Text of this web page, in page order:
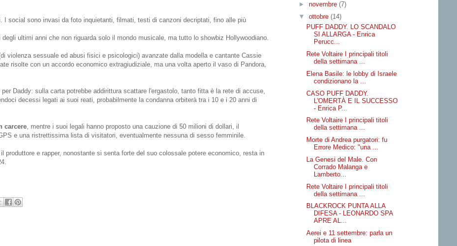
I social sono invasi da foto inquietanti, filmati, testi di canzoni decriptati, fino alle più
ultimi anni che non riguarda solo il mondo musicale, ma tutto lo showbiz Hollywoodiano.
violenza sessuale ed abusi fisici e psicologici) avanzate dalla modella e cantante Cassie
risolte con un accordo economico extragiudiziale, ma una volta aperto il vaso di Pandora,
Daddy: sulla carta potrebbe addirittura scattare l'ergastolo, tanto fitta è la rete di accuse,
decessi legati ai suoi reati, probabilmente la condanna orbiterà tra i 10 e i 20 anni di
carcere, mentre i suoi legali hanno proposto una cauzione di 50 milioni di dollari, il
e una ristrettissima lista di visitatori, eventualmente nessuna di sesso femminile.
produttore e rapper, nonostante si senta forte del suo colossale potere economico, resta in
► novembre (7)
▼ ottobre (14)
PUFF DADDY. LO SCANDALO
SI ALLARGA - Enrica
Perucc...
Rete Voltaire I principali titoli
della settimana ...
Elena Basile: le lobby di Israele
condizionano la ...
CASO PUFF DADDY.
L'OMERTÀ E IL SUCCESSO
- Enrica P...
Rete Voltaire I principali titoli
della settimana ...
Morte di Andrea purgatori: fu
Errore Medico: "una ...
La Genesi del Male. Con
Corrado Malanga e
Lamberto...
Rete Voltaire I principali titoli
della settimana ...
BLACKROCK PUNTA ALLA
DIFESA - LEONARDO SPA
APRE AL...
Aerei e 11 settembre: parla un
pilota di linea